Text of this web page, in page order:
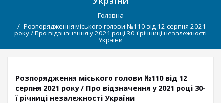
Головна
Розпорядження міського голови №110 від 12 серпня 2021
року / Про відзначення у 2021 році 30-ї річниці незалежності
України
Розпорядження міського голови №110 від 12
серпня 2021 року / Про відзначення у 2021 році 30-
ї річниці незалежності України